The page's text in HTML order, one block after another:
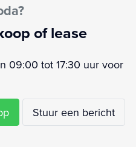
of lease
09:00 tot 17:30 uur voor
Stuur een bericht